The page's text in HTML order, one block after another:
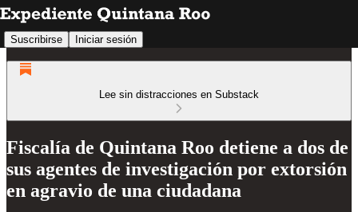
Suscribirse Iniciar sesión
Lee sin distracciones en Substack
Fiscalía de Quintana Roo detiene a dos de
sus agentes de investigación por extorsión
en agravio de una ciudadana